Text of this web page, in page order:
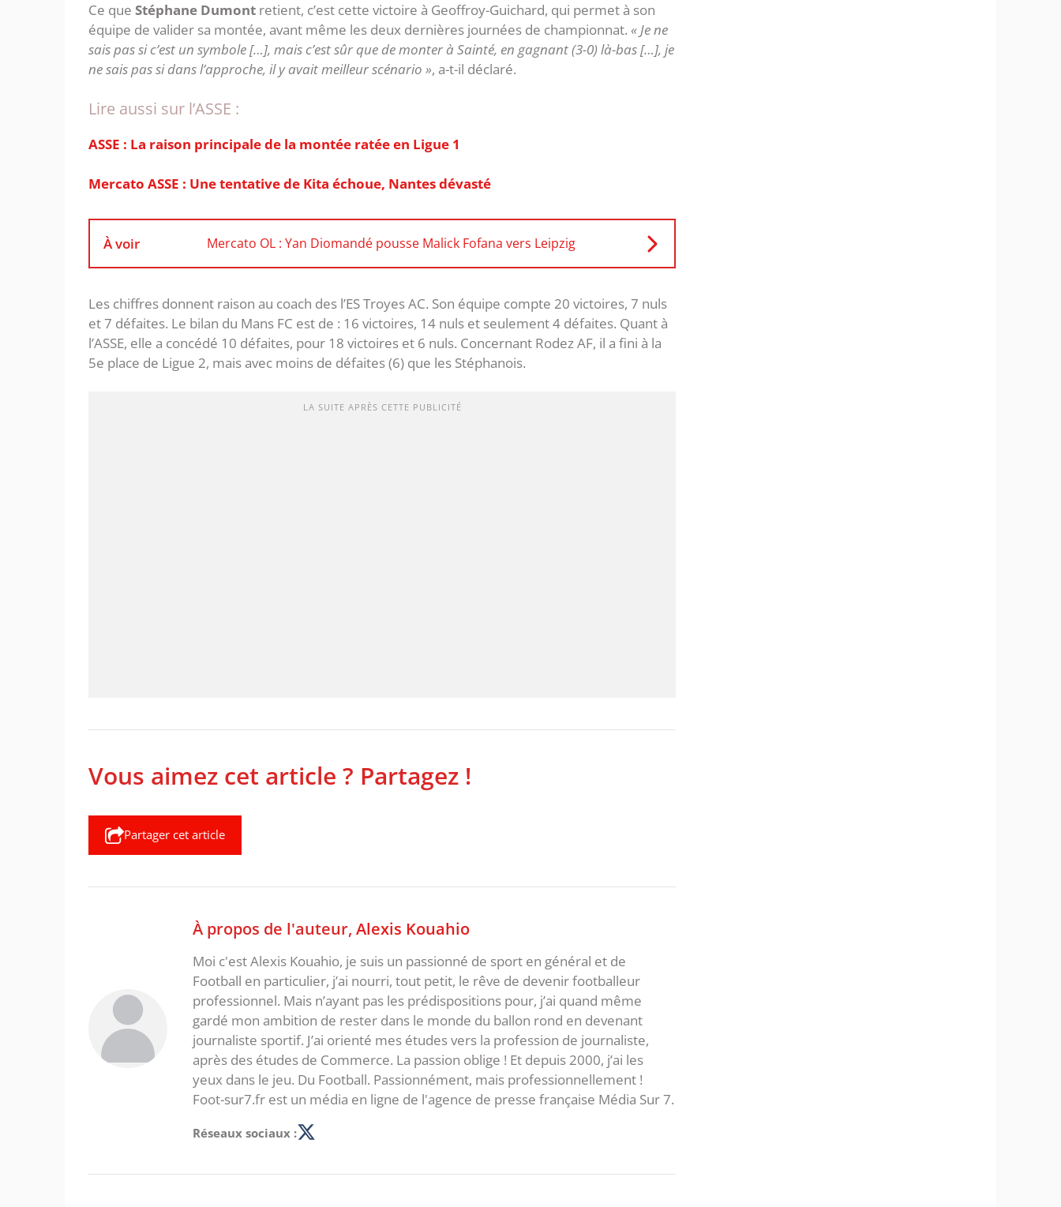
Ce que Stéphane Dumont retient, c’est cette victoire à Geoffroy-Guichard, qui permet à son
équipe de valider sa montée, avant même les deux dernières journées de championnat. « Je ne
sais pas si c’est un symbole […], mais c’est sûr que de monter à Sainté, en gagnant (3-0) là-bas […], je
ne sais pas si dans l’approche, il y avait meilleur scénario », a-t-il déclaré.
Lire aussi sur l’ASSE :
ASSE : La raison principale de la montée ratée en Ligue 1
Mercato ASSE : Une tentative de Kita échoue, Nantes dévasté
À voir Mercato OL : Yan Diomandé pousse Malick Fofana vers Leipzig
Les chiffres donnent raison au coach des l’ES Troyes AC. Son équipe compte 20 victoires, 7 nuls
et 7 défaites. Le bilan du Mans FC est de : 16 victoires, 14 nuls et seulement 4 défaites. Quant à
l’ASSE, elle a concédé 10 défaites, pour 18 victoires et 6 nuls. Concernant Rodez AF, il a fini à la
5e place de Ligue 2, mais avec moins de défaites (6) que les Stéphanois.
LA SUITE APRÈS CETTE PUBLICITÉ
Vous aimez cet article ? Partagez !
Partager cet article
À propos de l'auteur, Alexis Kouahio
Moi c'est Alexis Kouahio, je suis un passionné de sport en général et de
Football en particulier, j’ai nourri, tout petit, le rêve de devenir footballeur
professionnel. Mais n’ayant pas les prédispositions pour, j’ai quand même
gardé mon ambition de rester dans le monde du ballon rond en devenant
journaliste sportif. J’ai orienté mes études vers la profession de journaliste,
après des études de Commerce. La passion oblige ! Et depuis 2000, j’ai les
yeux dans le jeu. Du Football. Passionnément, mais professionnellement !
Foot-sur7.fr est un média en ligne de l'agence de presse française Média Sur 7.
Réseaux sociaux :